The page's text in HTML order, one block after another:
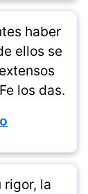
haber
ellos se
los das.
rigor, la